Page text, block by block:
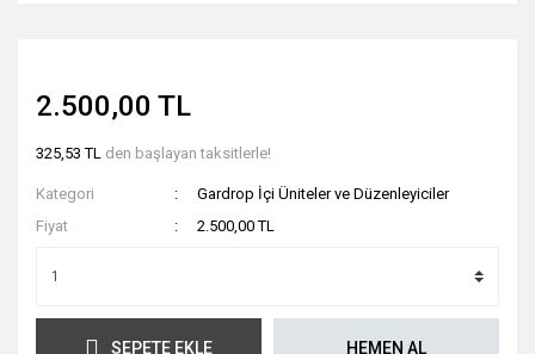
2.500,00 TL
325,53 TL den başlayan taksitlerle!
Kategori
Gardrop İçi Üniteler ve Düzenleyiciler
Fiyat
2.500,00 TL
SEPETE EKLE HEMEN AL